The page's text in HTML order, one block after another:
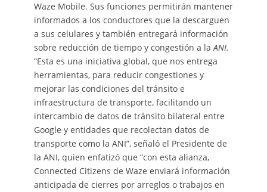
Waze Mobile. Sus funciones permitirán mantener
informados a los conductores que la descarguen
a sus celulares y también entregará información
sobre reducción de tiempo y congestión a laANI.
“Esta es una iniciativa global, que nos entrega
herramientas, para reducir congestiones y
mejorar las condiciones del tránsito e
infraestructura de transporte, facilitando un
intercambio de datos de tránsito bilateral entre
Google y entidades que recolectan datos de
transporte como la ANI”, señaló el Presidente de
la ANI, quien enfatizó que “con esta alianza,
Connected Citizens de Waze enviará información
anticipada de cierres por arreglos o trabajos en